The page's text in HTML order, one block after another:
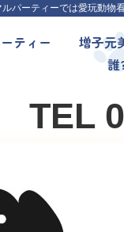
パーティーでは愛玩動物
ティー
増子元
誰
TEL